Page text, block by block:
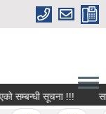
सूचना !!!